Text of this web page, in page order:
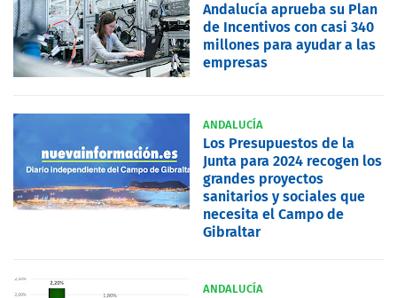
Andalucía aprueba su Plan
de Incentivos con casi 340
millones para ayudar a las
empresas
ANDALUCÍA
Los Presupuestos de la
Junta para 2024 recogen los
grandes proyectos
sanitarios y sociales que
necesita el Campo de
Gibraltar
ANDALUCÍA